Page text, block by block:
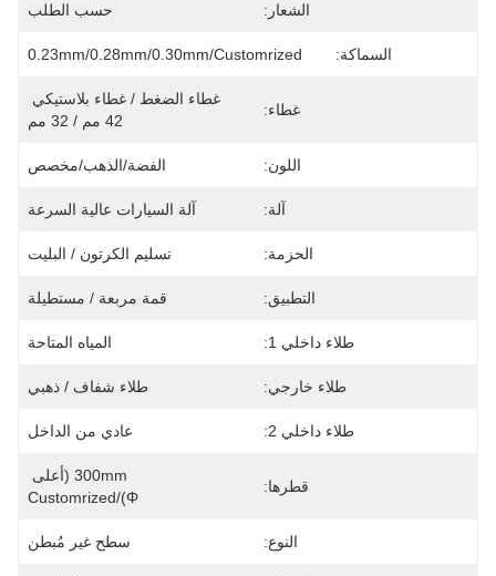
الشعار: حسب الطلب
السماكة: 0.23mm/0.28mm/0.30mm/customrized
غطاء:
42 مم / 32 مم
اللون: الفضة/الذهب/مخصص
آلة: آلة السيارات عالية السرعة
الحزمة: تسليم الكرتون / البليت
التطبيق: قمة مربعة / مستطيلة
طلاء داخلي 1: المياه المتاحة
طلاء خارجي: طلاء شفاف / ذهبي
طلاء داخلي 2: عادي من الداخل
قطرها:
Φ)/Customrized
النوع: سطح غير مُبطن